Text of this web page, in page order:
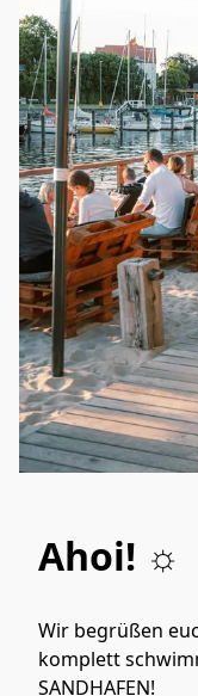
Ahoi! ☼⁠
Wir begrüßen
komplett
SANDHAFEN!